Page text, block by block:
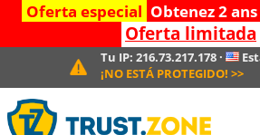
Oferta especial Obtenez 2 ans
Oferta limitada
Tu IP: 216.73.217.178·
¡NO ESTÁ PROTEGIDO! >>